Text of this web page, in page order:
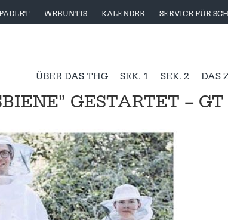
WEBUNTIS KALENDER SERVICE FÜR
ÜBER DAS THG SEK. 1 SEK. 2 DAS
GESTARTET –